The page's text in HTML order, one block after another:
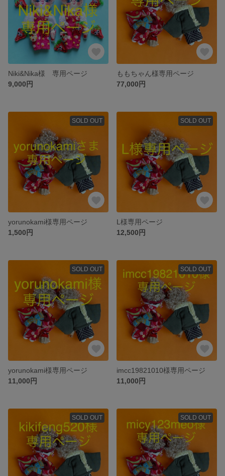
Niki&Nika様 専用ページ
9,000円
ももちゃん様専用ページ
77,000円
SOLD OUT
yorunokami様専用ページ
1,500円
SOLD OUT
L様専用ページ
12,500円
SOLD OUT
yorunokami様専用ページ
11,000円
SOLD OUT
imcc19821010様専用ページ
11,000円
SOLD OUT SOLD OUT